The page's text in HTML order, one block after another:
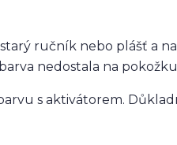
ručník nebo plášť a
nedostala na
s aktivátorem.